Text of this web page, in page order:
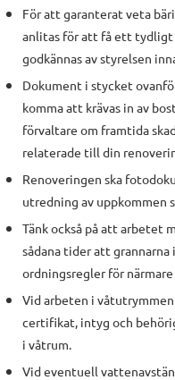
För att garanterat veta
anlitas för att få ett tydligt
godkännas av styrelsen
Dokument i stycket
komma att krävas in av
förvaltare om framtida
relaterade till din
Renoveringen ska
utredning av uppkommen
Tänk också på att arbetet
sådana tider att
ordningsregler för
Vid arbeten i
certifikat, intyg och
i våtrum.
Vid eventuell